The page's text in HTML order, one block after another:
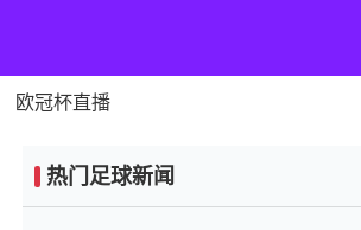
欧冠杯直播
热门足球新闻